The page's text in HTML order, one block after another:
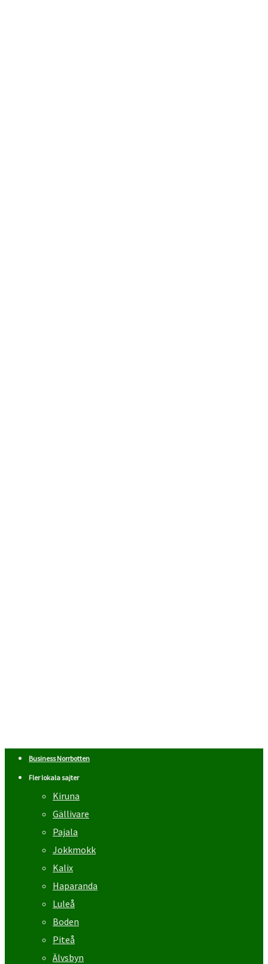
Business Norrbotten
Fler lokala sajter
Kiruna
Gällivare
Pajala
Jokkmokk
Kalix
Haparanda
Luleå
Boden
Piteå
Älvsbyn